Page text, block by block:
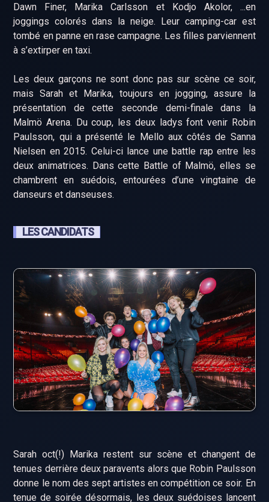
Dawn Finer, Marika Carlsson et Kodjo Akolor, ...en
joggings colorés dans la neige. Leur camping-car est
tombé en panne en rase campagne. Les filles parviennent
à s’extirper en taxi.
Les deux garçons ne sont donc pas sur scène ce soir,
mais Sarah et Marika, toujours en jogging, assure la
présentation de cette seconde demi-finale dans la
Malmö Arena. Du coup, les deux ladys font venir Robin
Paulsson, qui a présenté le Mello aux côtés de Sanna
Nielsen en 2015. Celui-ci lance une battle rap entre les
deux animatrices. Dans cette Battle of Malmö, elles se
chambrent en suédois, entourées d’une vingtaine de
danseurs et danseuses.
LES CANDIDATS
Sarah oct(!) Marika restent sur scène et changent de
tenues derrière deux paravents alors que Robin Paulsson
donne le nom des sept artistes en compétition ce soir. En
tenue de soirée désormais, les deux suédoises lancent